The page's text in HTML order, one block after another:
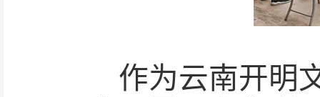
作为云南开明